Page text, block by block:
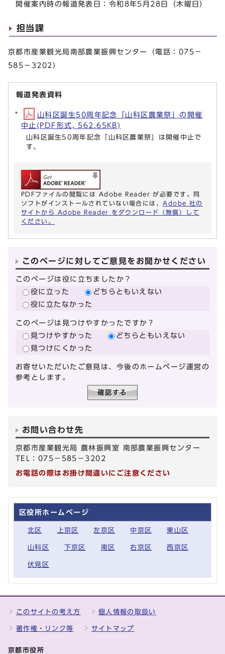
開催案内時の報道発表日：令和8年5月28日（木曜日）
担当課
京都市産業観光局南部農業振興センター（電話：075－
585－3202）
報道発表資料
山科区誕生50周年記念「山科区農業祭」の開催
中止(PDF形式, 562.65KB)
山科区誕生50周年記念「山科区農業祭」は開催中止で
す。
PDFファイルの閲覧には Adobe Reader が必要です。同
ソフトがインストールされていない場合には、 Adobe 社の
サイトから Adobe Reader をダウンロード（無償）して
ください。
このページに対してご意見をお聞かせください
このページは役に立ちましたか？
役に立った
どちらともいえない
役に立たなかった
このページは見つけやすかったですか？
見つけやすかった
どちらともいえない
見つけにくかった
お寄せいただいたご意見は、今後のホームページ運営の
参考とします。
お問い合わせ先
京都市産業観光局 農林振興室 南部農業振興センター
TEL：075－585－3202
お電話の際はお掛け間違いにご注意ください
区役所ホームページ
北区 上京区 左京区 中京区 東山区
山科区 下京区 南区 右京区 西京区
伏見区
このサイトの考え方 個人情報の取扱い
著作権・リンク等 サイトマップ
京都市役所